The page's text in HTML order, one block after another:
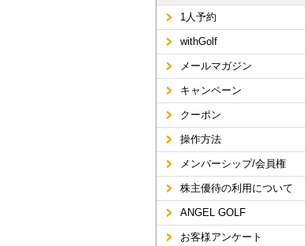
1人予約
withGolf
メールマガジン
キャンペーン
クーポン
操作方法
メンバーシップ/会員権
株主優待の利用について
ANGEL GOLF
お客様アンケート